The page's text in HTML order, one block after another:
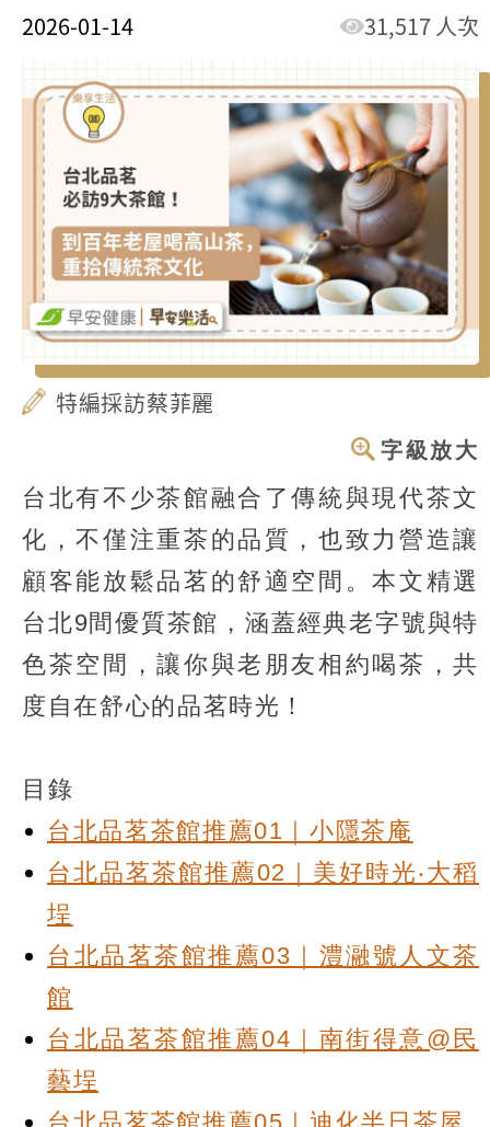
2026-01-14 31,517 人次
特編採訪蔡菲麗
字級放大
台北有不少茶館融合了傳統與現代茶文
化，不僅注重茶的品質，也致力營造讓
顧客能放鬆品茗的舒適空間。本文精選
台北9間優質茶館，涵蓋經典老字號與特
色茶空間，讓你與老朋友相約喝茶，共
度自在舒心的品茗時光！
目錄
台北品茗茶館推薦01｜小隱茶庵
台北品茗茶館推薦02｜美好時光‧大稻
埕
台北品茗茶館推薦03｜澧瀜號人文茶
館
台北品茗茶館推薦04｜南街得意@民
藝埕